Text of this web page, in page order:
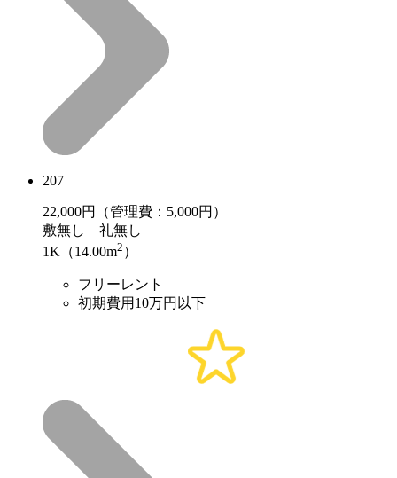
207
22,000円（管理費：5,000円）
敷無し 礼無し
1K（14.00m2 ）
フリーレント
初期費用10万円以下